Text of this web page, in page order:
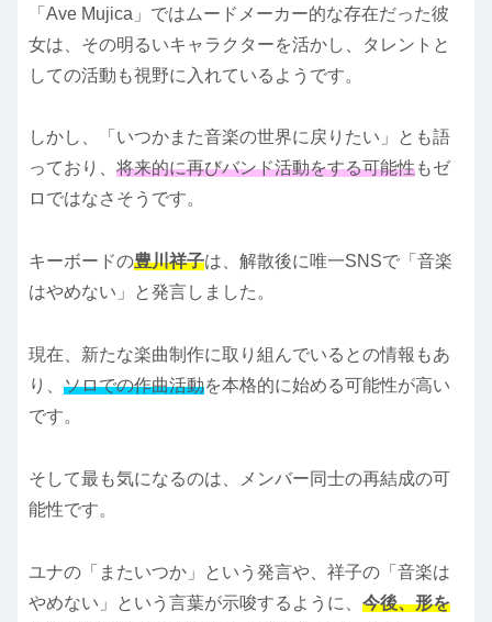
「Ave Mujica」ではムードメーカー的な存在だった彼
女は、その明るいキャラクターを活かし、タレントと
しての活動も視野に入れているようです。
しかし、「いつかまた音楽の世界に戻りたい」とも語
っており、 将来的に再びバンド活動をする可能性もゼ
ロではなさそうです。
キーボードの豊川祥子は、解散後に唯一SNSで「音楽
はやめない」と発言しました。
現在、新たな楽曲制作に取り組んでいるとの情報もあ
り、 ソロでの作曲活動を本格的に始める可能性が高い
です。
そして最も気になるのは、メンバー同士の再結成の可
能性です。
ユナの「またいつか」という発言や、祥子の「音楽は
やめない」という言葉が示唆するように、 今後、形を